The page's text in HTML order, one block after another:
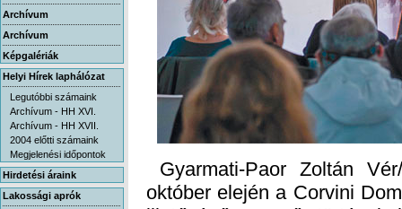
Archívum
Archívum
Képgalériák
Helyi Hírek laphálózat
Legutóbbi számaink
Archívum - HH XVI.
Archívum - HH XVII.
2004 előtti számaink
Megjelenési időpontok
Hirdetési áraink
Lakossági aprók
Gyarmati-Paor Zoltán
október elején a Corvini
illetőségű szerző
magyar középkort vegyíti
tudományos kutatások
kutatómunka előzte meg,
Vér/vonal-ciklus további
A szerző egyébként igen
operatőr, fotós és